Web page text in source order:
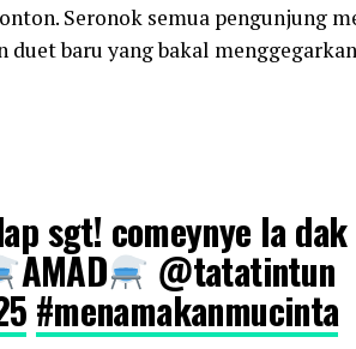
Seronok semua pengunjung
duet baru yang bakal
sgt! comeynye la dak
AMAD @tatatintun
#menamakanmucinta